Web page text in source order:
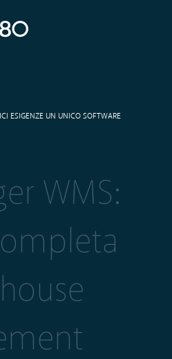
ESIGENZE UN UNICO SOFTWARE
WMS: